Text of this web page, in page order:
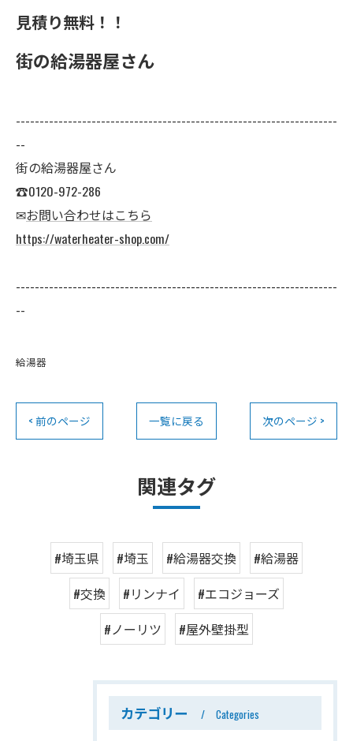
見積り無料！！
街の給湯器屋さん
--------------------------------------------------------------------
--
街の給湯器屋さん
☎0120-972-286
✉お問い合わせはこちら
https://waterheater-shop.com/
--------------------------------------------------------------------
--
給湯器
< 前のページ 一覧に戻る 次のページ >
関連タグ
#埼玉県 #埼玉 #給湯器交換
#給湯器
#交換
#リンナイ
#エコジョーズ
#ノーリツ
#屋外壁掛型
カテゴリー Categories